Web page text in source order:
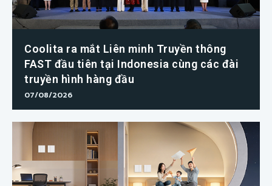
Coolita ra mắt Liên minh Truyền thông
FAST đầu tiên tại Indonesia cùng các đài
truyền hình hàng đầu
07/08/2026